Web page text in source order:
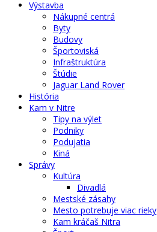
Výstavba
Nákupné centrá
Byty
Budovy
Športoviská
Infraštruktúra
Štúdie
Jaguar Land Rover
História
Kam v Nitre
Tipy na výlet
Podniky
Podujatia
Kiná
Správy
Kultúra
Divadlá
Mestské zásahy
Mesto potrebuje viac rieky
Kam kráčaš Nitra